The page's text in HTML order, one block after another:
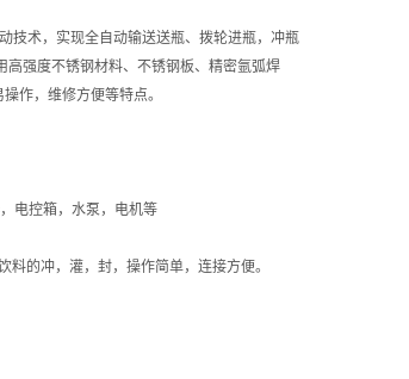
术，实现全自动输送送瓶、拨轮进瓶，冲瓶
强度不锈钢材料、不锈钢板、精密氩弧焊
作，维修方便等特点。
电控箱，水泵，电机等
的冲，灌，封，操作简单，连接方便。